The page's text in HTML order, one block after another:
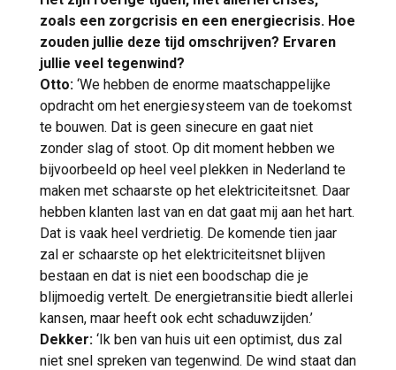
zoals een zorgcrisis en een energiecrisis. Hoe
zouden jullie deze tijd omschrijven? Ervaren
jullie veel tegenwind?
Otto: ‘We hebben de enorme maatschappelijke
opdracht om het energiesysteem van de toekomst
te bouwen. Dat is geen sinecure en gaat niet
zonder slag of stoot. Op dit moment hebben we
bijvoorbeeld op heel veel plekken in Nederland te
maken met schaarste op het elektriciteitsnet. Daar
hebben klanten last van en dat gaat mij aan het hart.
Dat is vaak heel verdrietig. De komende tien jaar
zal er schaarste op het elektriciteitsnet blijven
bestaan en dat is niet een boodschap die je
blijmoedig vertelt. De energietransitie biedt allerlei
kansen, maar heeft ook echt schaduwzijden.’
Dekker: ‘Ik ben van huis uit een optimist, dus zal
niet snel spreken van tegenwind. De wind staat dan